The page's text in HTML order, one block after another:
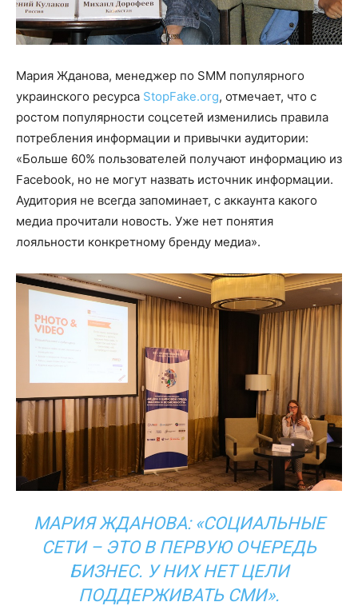
Мария Жданова, менеджер по SMM популярного
украинского ресурса StopFake.org, отмечает, что с
ростом популярности соцсетей изменились правила
потребления информации и привычки аудитории:
«Больше 60% пользователей получают информацию из
Facebook, но не могут назвать источник информации.
Аудитория не всегда запоминает, с аккаунта какого
медиа прочитали новость. Уже нет понятия
лояльности конкретному бренду медиа».
МАРИЯ ЖДАНОВА: «СОЦИАЛЬНЫЕ
СЕТИ – ЭТО В ПЕРВУЮ ОЧЕРЕДЬ
БИЗНЕС. У НИХ НЕТ ЦЕЛИ
ПОДДЕРЖИВАТЬ СМИ».